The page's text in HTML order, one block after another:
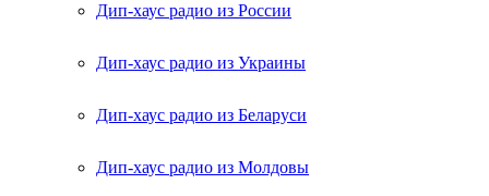
Дип-хаус радио из России
Дип-хаус радио из Украины
Дип-хаус радио из Беларуси
Дип-хаус радио из Молдовы